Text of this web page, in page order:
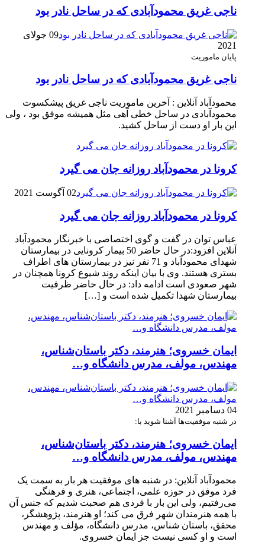
ناجی غریق محمودآبادی که در ساحل نادر بود
09 جولای
2021
پایان ماموریت
ناجی غریق محمودآبادی که در ساحل نادر بود
محمودآباد آنلاین : آخرین ماموریت ناجی غریق پیشکسوت
محمودآبادی در ساحل خطی آهی مثل همیشه موفق بود ، ولی
این بار او دست از ساحل کشید.
کرونا در محمودآباد روزانه جان می گیرد
02 آگوست 2021
کرونا در محمودآباد روزانه جان می گیرد
عباس توان در گفت و گوی اختصاصی با خبرنگار محمودآباد
آنلاین افزود:در حال حاضر 50 بیمار کرونایی در بیمارستان
شهدای محمودآباد و 71 نفر نیز در بیمارستان های اطراف
بستری هستند. وی با بیان اینکه روند شیوع کرونا همچنان در
شهر صعودی است ادامه داد: در حال حاضر ظرفیت
بیمارستان شهدا تکمیل شده است و […]
ایمان خسروی؛ هنرمند، دکتر باستان‌شناس،
مهندس، مولف، مدرس دانشگاه و…
04 دسامبر 2021
در شنبه موفقیت‌ها آشنا شوید با:
ایمان خسروی؛ هنرمند، دکتر باستان‌شناس،
مهندس، مولف، مدرس دانشگاه و…
محمودآباد آنلاین: در شنبه های موفقیت هر بار به سمت یک
فرد موفق در حوزه علمی، اجتماعی، هنری و فرهنگی
می‌رفتیم، ولی این بار با فردی هم صحبت شدیم که جنس آن
با همه هنرمندان شهر فرق می کند؛ او هنرمند، پژوهشگر،
محقق، باستان شناس، مدرس دانشگاه، مؤلف و مهندس
است و او کسی نیست جز ایمان خسروی.